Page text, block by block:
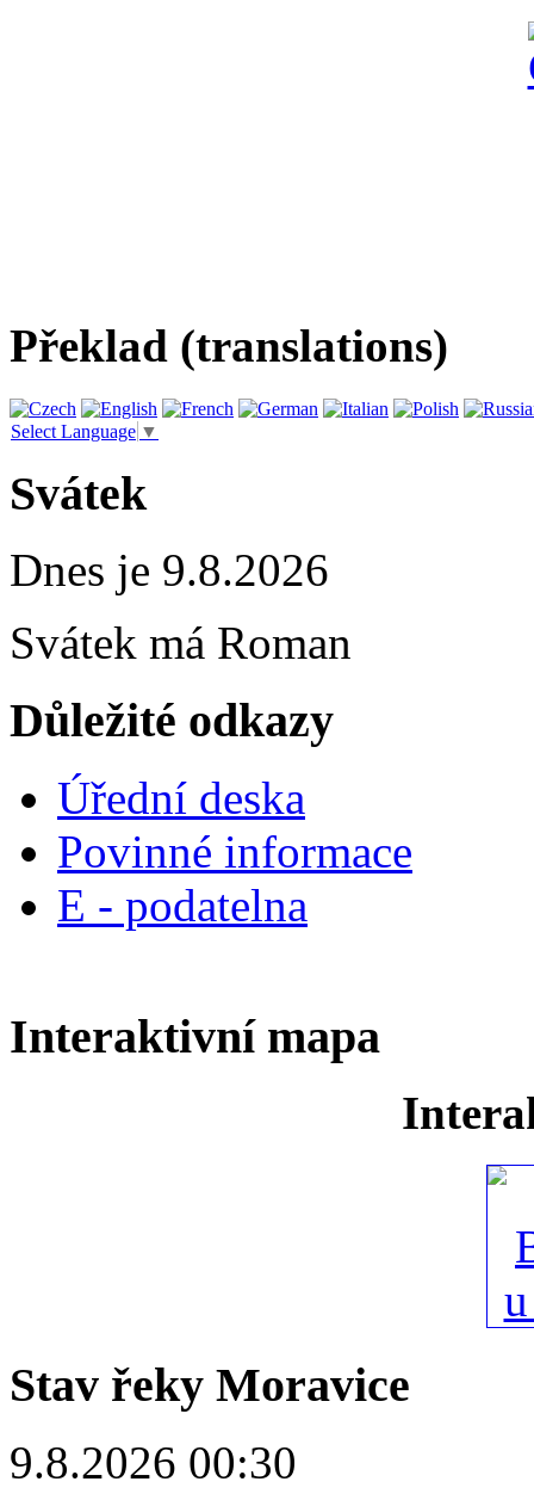
Překlad (translations)
Select Language ▼
Svátek
Dnes je 9.8.2026
Svátek má Roman
Důležité odkazy
Úřední deska
Povinné informace
E - podatelna
Interaktivní mapa
Stav řeky Moravice
9.8.2026 00:30